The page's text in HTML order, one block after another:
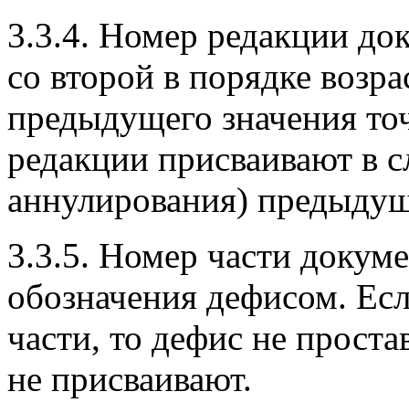
3.3.4. Номер редакции
со второй в порядке
предыдущего значения
редакции присваивают в
аннулирования)
3.3.5. Номер части
обозначения дефисом.
части, то дефис не
не присваивают.